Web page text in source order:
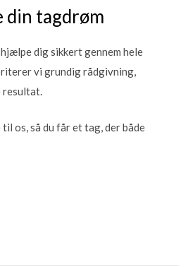
din tagdrøm
dig sikkert gennem hele
vi grundig rådgivning,
resultat.
os, så du får et tag, der både